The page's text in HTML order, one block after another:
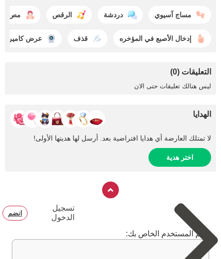
مساج آسيوي دردشة الرقص مص
إدخال الأصبع في المؤخره قذف عرض كاميرا
التعليقات (0)
ليس هنالك تعليقات حتى الان
الهدايا
لا تمتلك العارضة أي هدايا افتراضية بعد. أرسل لها هديتها الأولى!
اختر هدية
تسجيل
الدخول
انضم
اسم المستخدم الخاص بك: